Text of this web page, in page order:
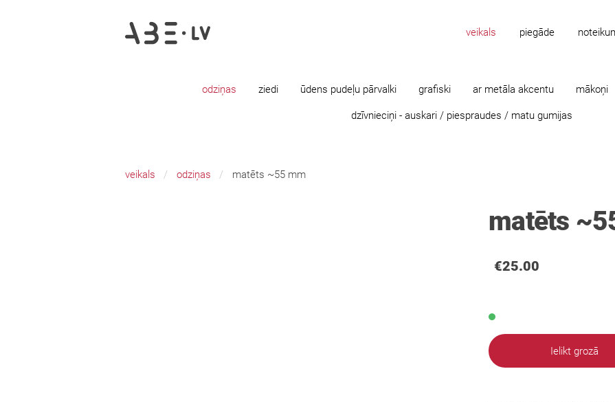
veikals piegāde
odziņas ziedi ūdens pudeļu pārvalki grafiski ar metāla akcentu mākoņi
dzīvnieciņi - auskari / piespraudes / matu gumijas
veikals odziņas matēts ~55 mm
matēts
€25.00
Ielikt grozā